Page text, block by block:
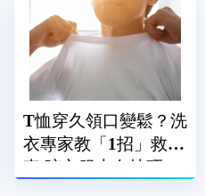
T恤穿久領口變鬆？洗
衣專家教「1招」救回
來 晾衣服也有技巧